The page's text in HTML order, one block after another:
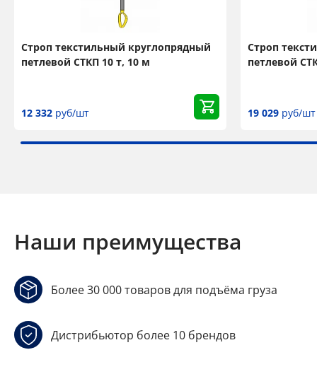
Строп текстильный круглопрядный
петлевой СТКП 10 т, 10 м
12 332 руб/шт
Строп
петлевой
19 029 руб/шт
Наши преимущества
Более 30 000 товаров для подъёма груза
Дистрибьютор более 10 брендов